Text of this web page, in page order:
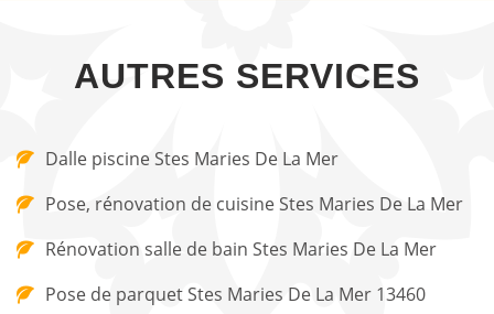
AUTRES SERVICES
Dalle piscine Stes Maries De La Mer
Pose, rénovation de cuisine Stes Maries De La Mer
Rénovation salle de bain Stes Maries De La Mer
Pose de parquet Stes Maries De La Mer 13460